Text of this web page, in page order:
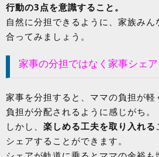
行動の3点を意識すること。
自然に分担できるように、家族みん
合ってみましょう。
家事の分担ではなく家事シェ
家事を分担すると、ママの負担が
負担が分配されるように感じがち。
しかし、 楽しめる工夫を取り入れる
シェアすることができます。